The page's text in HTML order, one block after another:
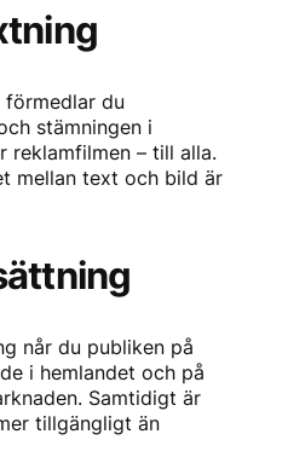
du
stämningen i
reklamfilmen – till alla.
mellan text och bild är
når du publiken på
i hemlandet och på
Samtidigt är
tillgängligt än